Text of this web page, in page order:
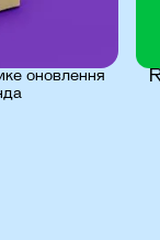
оновлення